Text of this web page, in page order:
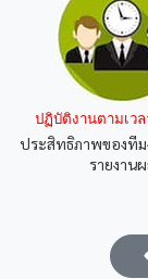
ปฏิบัติงานตามเว
ประสิทธิภาพของทีม
รายงาน